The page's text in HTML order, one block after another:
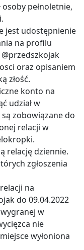
pełnoletnie,
jest udostępnienie
na profilu
oraz opisaniem
złość.
konto na
udział w
zobowiązane do
relacji w
relację dziennie.
zgłoszenia
na
do 09.04.2022
w
nie
wyłoniona